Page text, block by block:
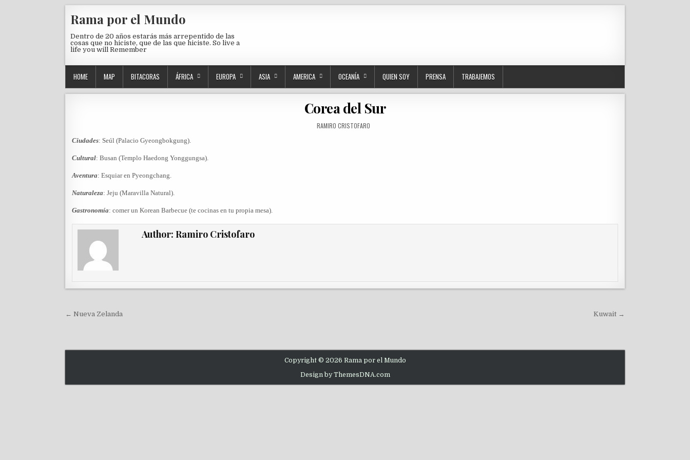
Rama por el Mundo
Dentro de 20 años estarás más arrepentido de las
cosas que no hiciste, que de las que hiciste. So live a
life you will Remember
HOME MAP BITACORAS ÁFRICA EUROPA ASIA AMERICA OCEANÍA QUIEN SOY PRENSA TRABAJEMOS
Corea del Sur
AUTHOR:
RAMIRO CRISTOFARO
Ciudades: Seúl (Palacio Gyeongbokgung).
Cultural: Busan (Templo Haedong Yonggungsa).
Aventura: Esquiar en Pyeongchang.
Naturaleza: Jeju (Maravilla Natural).
Gastronomía: comer un Korean Barbecue (te cocinas en tu propia mesa).
Author:Ramiro Cristofaro
Navegación de entradas
← Nueva Zelanda Kuwait →
Copyright © 2026 Rama por el Mundo
Design by ThemesDNA.com